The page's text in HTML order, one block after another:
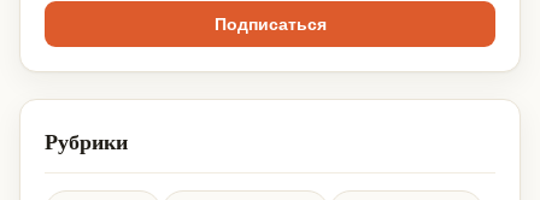
Подписаться
Рубрики